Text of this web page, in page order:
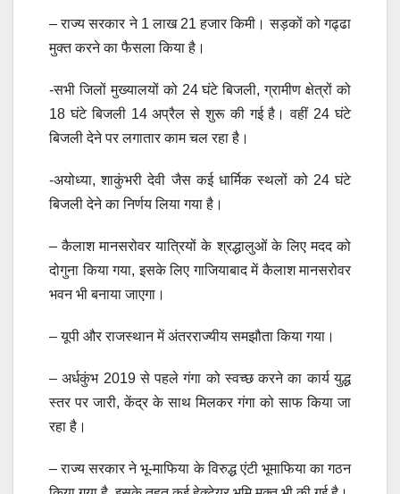
– राज्य सरकार ने 1 लाख 21 हजार किमी। सड़कों को गढ्ढा
मुक्त करने का फैसला किया है।
-सभी जिलों मुख्यालयों को 24 घंटे बिजली, ग्रामीण क्षेत्रों को
18 घंटे बिजली 14 अप्रैल से शुरू की गई है। वहीं 24 घंटे
बिजली देने पर लगातार काम चल रहा है।
-अयोध्या, शाकुंभरी देवी जैस कई धार्मिक स्थलों को 24 घंटे
बिजली देने का निर्णय लिया गया है।
– कैलाश मानसरोवर यात्रियों के श्रद्धालुओं के लिए मदद को
दोगुना किया गया, इसके लिए गाजियाबाद में कैलाश मानसरोवर
भवन भी बनाया जाएगा।
– यूपी और राजस्थान में अंतरराज्यीय समझौता किया गया।
– अर्धकुंभ 2019 से पहले गंगा को स्वच्छ करने का कार्य युद्ध
स्तर पर जारी, केंद्र के साथ मिलकर गंगा को साफ किया जा
रहा है।
– राज्य सरकार ने भू-माफिया के विरुद्ध एंटी भूमाफिया का गठन